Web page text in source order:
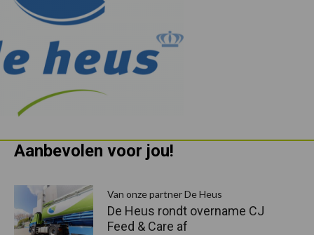
Aanbevolen voor jou!
Van onze partner De Heus
De Heus rondt overname CJ
Feed & Care af